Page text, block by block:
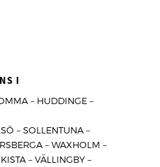
I
– HUDDINGE –
– SOLLENTUNA –
– WAXHOLM –
– VÄLLINGBY –